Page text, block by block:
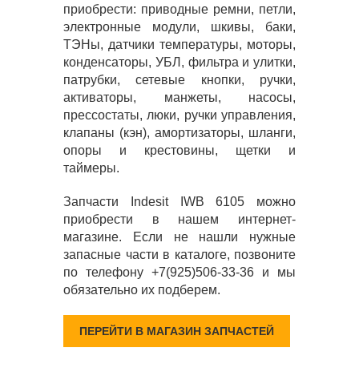
приобрести: приводные ремни, петли,
электронные модули, шкивы, баки,
ТЭНы, датчики температуры, моторы,
конденсаторы, УБЛ, фильтра и улитки,
патрубки, сетевые кнопки, ручки,
активаторы, манжеты, насосы,
прессостаты, люки, ручки управления,
клапаны (кэн), амортизаторы, шланги,
опоры и крестовины, щетки и
таймеры.
Запчасти Indesit IWB 6105 можно
приобрести в нашем интернет-
магазине. Если не нашли нужные
запасные части в каталоге, позвоните
по телефону +7(925)506-33-36 и мы
обязательно их подберем.
ПЕРЕЙТИ В МАГАЗИН ЗАПЧАСТЕЙ